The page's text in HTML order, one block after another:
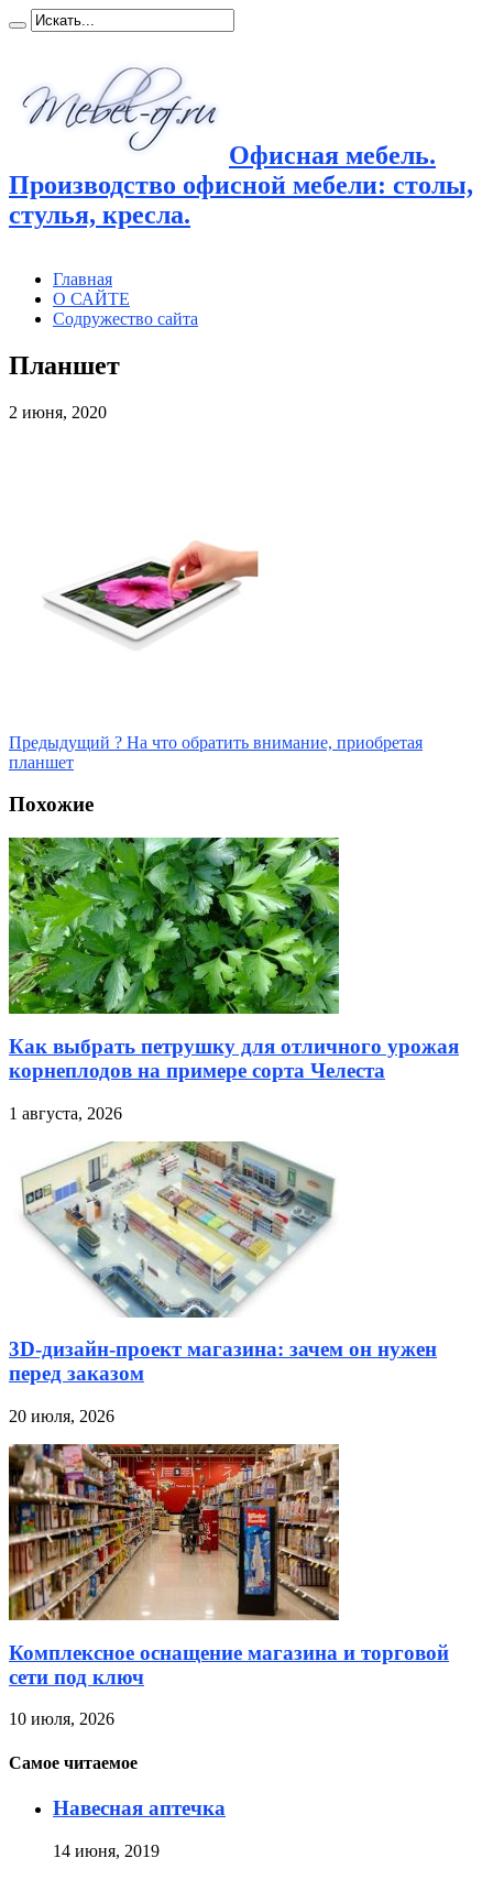
Офисная мебель.
Производство офисной мебели: столы,
стулья, кресла.
Главная
О САЙТЕ
Содружество сайта
Планшет
2 июня, 2020
Предыдущий ? На что обратить внимание, приобретая
планшет
Похожие
Как выбрать петрушку для отличного урожая
корнеплодов на примере сорта Челеста
1 августа, 2026
3D-дизайн-проект магазина: зачем он нужен
перед заказом
20 июля, 2026
Комплексное оснащение магазина и торговой
сети под ключ
10 июля, 2026
Самое читаемое
Навесная аптечка
14 июня, 2019